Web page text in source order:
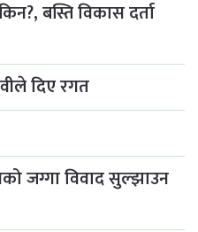
बस्ति विकास दर्ता
दिए रगत
जग्गा विवाद सुल्झाउन